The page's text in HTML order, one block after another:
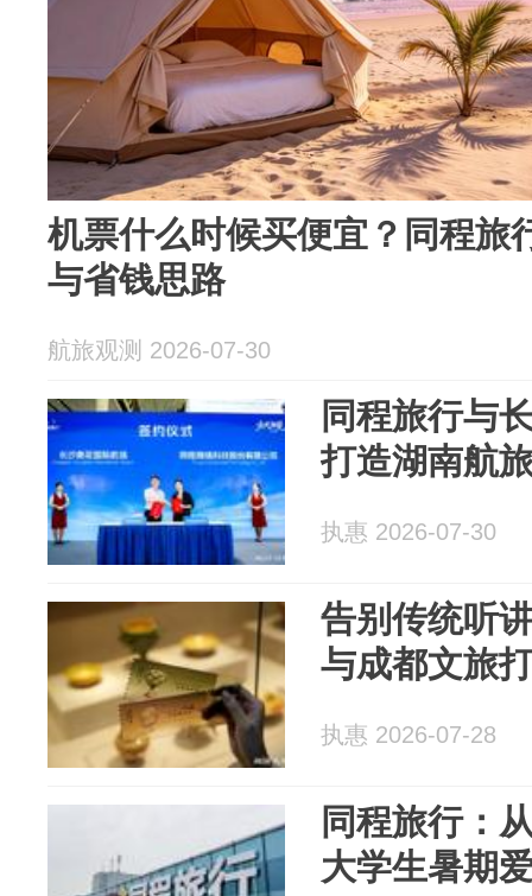
机票什么时候买便宜？同程旅
与省钱思路
航旅观测 2026-07-30
同程旅行与
打造湖南航
执惠 2026-07-30
告别传统听
与成都文旅
执惠 2026-07-28
同程旅行：
大学生暑期